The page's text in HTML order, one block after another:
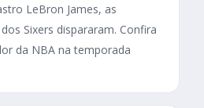
LeBron James, as
Sixers dispararam. Confira
da NBA na temporada